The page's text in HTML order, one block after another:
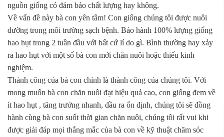
nguồn giống có đảm bảo chất lượng hay không.
Về vấn đề này bà con yên tâm! Con giống chúng tôi được nuôi
dưỡng trong môi trường sạch bệnh. Bảo hành 100% lượng giống
hao hụt trong 2 tuần đầu với bất cứ lí do gì. Bình thường hay xảy
ra hao hụt với một số bà con mới chăn nuôi hoặc thiếu kinh
nghiệm.
Thành công của bà con chính là thành công của chúng tôi. Với
mong muốn bà con chăn nuôi đạt hiệu quả cao, con giống đem về
ít hao hụt , tăng trưởng nhanh, đầu ra ổn định, chúng tôi sẽ đồng
hành cùng bà con suốt thời gian chăn nuôi, chúng tôi rất vui khi
được giải đáp mọi thắng mắc của bà con về kỹ thuật chăm sóc